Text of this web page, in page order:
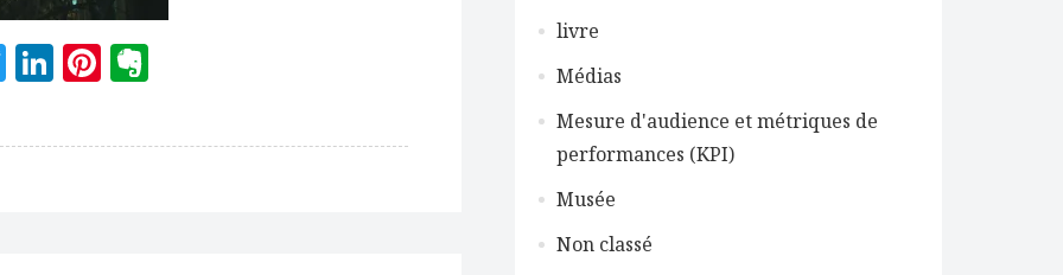
Twitter
LinkedIn
Pinterest
livre
Médias
Mesure d'audience et métriques de
performances (KPI)
Musée
Non classé